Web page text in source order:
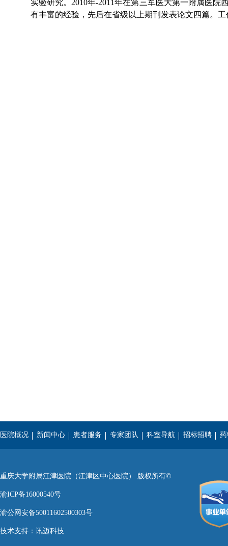
实验研究。 2010年-2011年在第三军医大第一附属医院
有丰富的经验，先后在省级以上期刊发表论文四篇。
医院概况 新闻中心 患者服务 专家团队 科室导航 招标招聘
重庆大学附属江津医院（江津区中心医院） 版权所有©
渝ICP备16000540号
渝公网安备50011602500303号
技术支持： 讯迈科技